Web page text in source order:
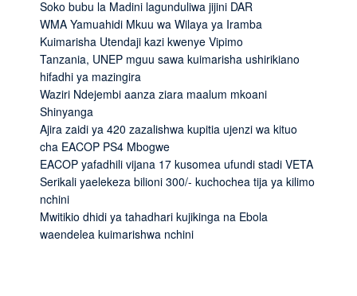
Soko bubu la Madini lagunduliwa jijini DAR
WMA Yamuahidi Mkuu wa Wilaya ya Iramba
Kuimarisha Utendaji kazi kwenye Vipimo
Tanzania, UNEP mguu sawa kuimarisha ushirikiano
hifadhi ya mazingira
Waziri Ndejembi aanza ziara maalum mkoani
Shinyanga
Ajira zaidi ya 420 zazalishwa kupitia ujenzi wa kituo
cha EACOP PS4 Mbogwe
EACOP yafadhili vijana 17 kusomea ufundi stadi VETA
Serikali yaelekeza bilioni 300/- kuchochea tija ya kilimo
nchini
Mwitikio dhidi ya tahadhari kujikinga na Ebola
waendelea kuimarishwa nchini